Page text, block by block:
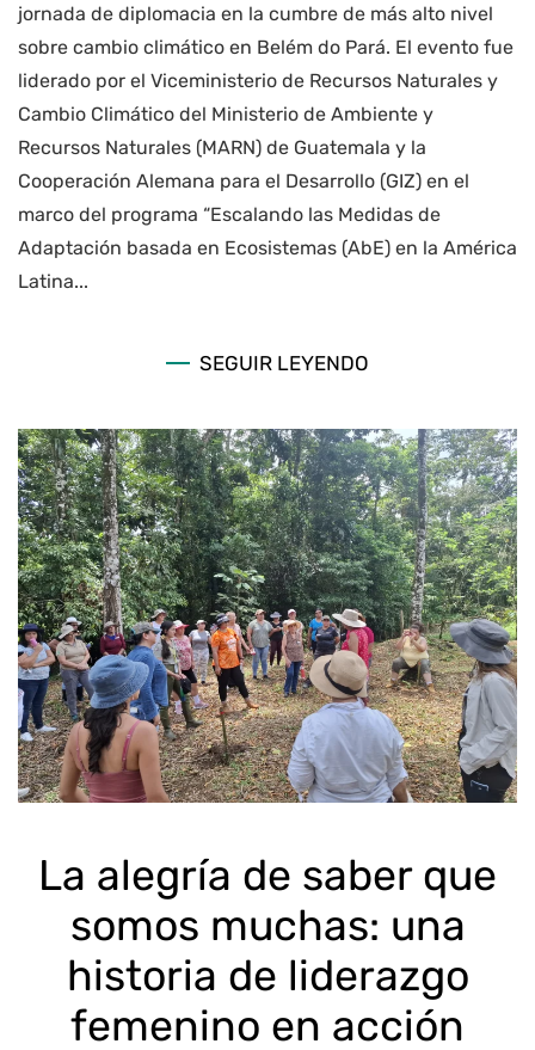
jornada de diplomacia en la cumbre de más alto nivel
sobre cambio climático en Belém do Pará. El evento fue
liderado por el Viceministerio de Recursos Naturales y
Cambio Climático del Ministerio de Ambiente y
Recursos Naturales (MARN) de Guatemala y la
Cooperación Alemana para el Desarrollo (GIZ) en el
marco del programa “Escalando las Medidas de
Adaptación basada en Ecosistemas (AbE) en la América
Latina...
SEGUIR LEYENDO
La alegría de saber que
somos muchas: una
historia de liderazgo
femenino en acción